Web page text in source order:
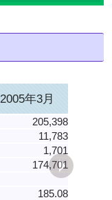
2005年3月
205,398
11,783
1,701
174,701
185.08